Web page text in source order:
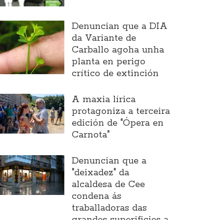
Denuncian que a DIA
da Variante de
Carballo agoha unha
planta en perigo
crítico de extinción
A maxia lírica
protagoniza a terceira
edición de "Ópera en
Carnota"
Denuncian que a
"deixadez" da
alcaldesa de Cee
condena ás
traballadoras das